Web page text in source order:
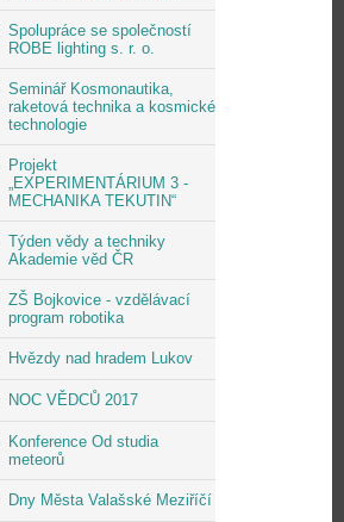
Spolupráce se společností
ROBE lighting s. r. o.
Seminář Kosmonautika,
raketová technika a kosmické
technologie
Projekt
„EXPERIMENTÁRIUM 3 -
MECHANIKA TEKUTIN“
Týden vědy a techniky
Akademie věd ČR
ZŠ Bojkovice - vzdělávací
program robotika
Hvězdy nad hradem Lukov
NOC VĚDCŮ 2017
Konference Od studia
meteorů
Dny Města Valašské Meziříčí